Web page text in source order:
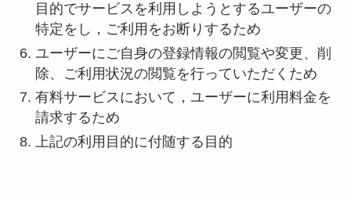
目的でサービスを利用しようとするユーザーの
特定をし，ご利用をお断りするため
ユーザーにご自身の登録情報の閲覧や変更、削
除、ご利用状況の閲覧を行っていただくため
有料サービスにおいて，ユーザーに利用料金を
請求するため
上記の利用目的に付随する目的